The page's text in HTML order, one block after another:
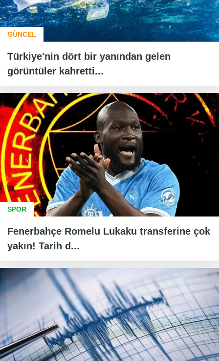
GÜNCEL
Türkiye'nin dört bir yanından gelen
görüntüler kahretti...
SPOR
Fenerbahçe Romelu Lukaku transferine çok
yakın! Tarih d...